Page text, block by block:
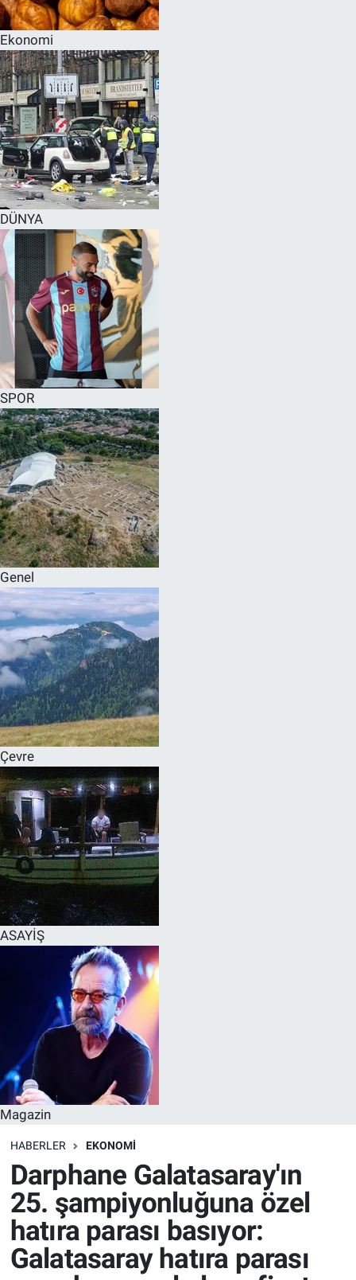
Ekonomi
DÜNYA
SPOR
Genel
Çevre
ASAYİŞ
Magazin
HABERLER EKONOMI
Darphane Galatasaray'ın
25. şampiyonluğuna özel
hatıra parası basıyor:
Galatasaray hatıra parası